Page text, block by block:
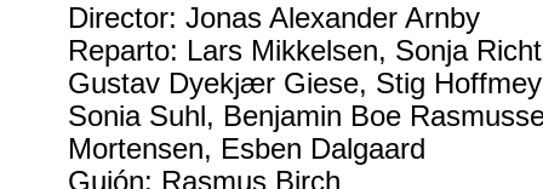
Director: Jonas Alexander Arnby
Reparto: Lars Mikkelsen, Sonja
Gustav Dyekjær Giese, Stig
Sonia Suhl, Benjamin Boe
Mortensen, Esben Dalgaard
Guión: Rasmus Birch